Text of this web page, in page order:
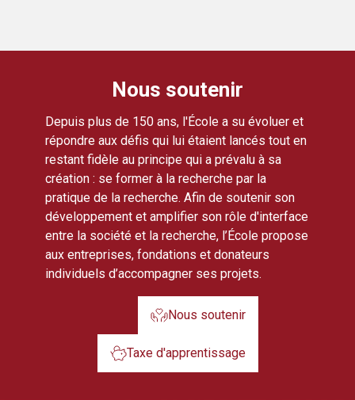
Nous soutenir
Depuis plus de 150 ans, l'École a su évoluer et
répondre aux défis qui lui étaient lancés tout en
restant fidèle au principe qui a prévalu à sa
création : se former à la recherche par la
pratique de la recherche. Afin de soutenir son
développement et amplifier son rôle d'interface
entre la société et la recherche, l’École propose
aux entreprises, fondations et donateurs
individuels d’accompagner ses projets.
Nous soutenir
Taxe d'apprentissage